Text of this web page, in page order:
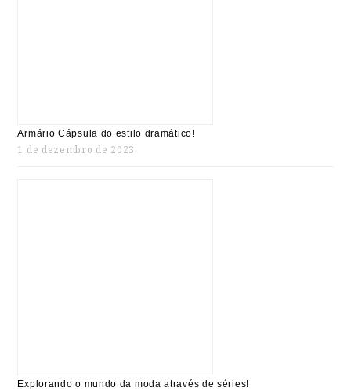
Armário Cápsula do estilo dramático!
1 de dezembro de 2023
Explorando o mundo da moda através de séries!